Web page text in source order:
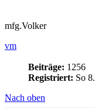
mfg.Volker
vm
Beiträge: 1256
Registriert: So
Nach oben